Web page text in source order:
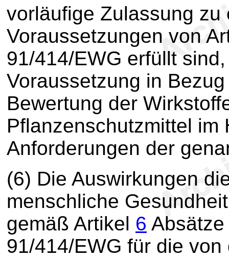
vorläufige Zulassung zu
Voraussetzungen von
91/414/EWG erfüllt
Voraussetzung in
Bewertung der
Pflanzenschutzmittel im
Anforderungen der
(6) Die Auswirkungen
menschliche
gemäß Artikel 6
91/414/EWG für die